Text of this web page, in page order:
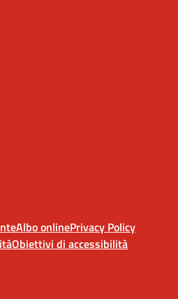
Albo onlinePrivacy Policy
Obiettivi di accessibilità